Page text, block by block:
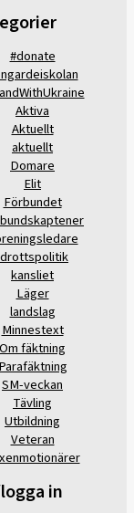
#donate
Aktiva
Aktuellt
aktuellt
Domare
Elit
Förbundet
kansliet
Läger
landslag
Minnestext
Om fäktning
Parafäktning
SM-veckan
Tävling
Utbildning
Veteran
in